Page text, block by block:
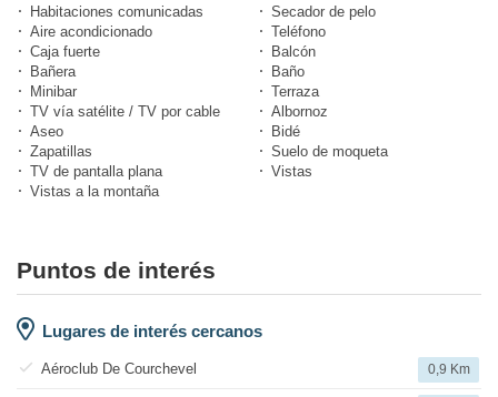
Habitaciones comunicadas
Secador de pelo
Aire acondicionado
Teléfono
Caja fuerte
Balcón
Bañera
Baño
Minibar
Terraza
TV vía satélite / TV por cable
Albornoz
Aseo
Bidé
Zapatillas
Suelo de moqueta
TV de pantalla plana
Vistas
Vistas a la montaña
Puntos de interés
Lugares de interés cercanos
Aéroclub De Courchevel 0,9 Km